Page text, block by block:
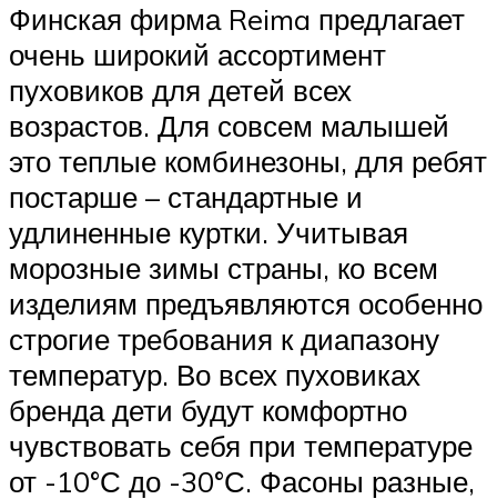
Финская фирма Reima предлагает
очень широкий ассортимент
пуховиков для детей всех
возрастов. Для совсем малышей
это теплые комбинезоны, для ребят
постарше – стандартные и
удлиненные куртки. Учитывая
морозные зимы страны, ко всем
изделиям предъявляются особенно
строгие требования к диапазону
температур. Во всех пуховиках
бренда дети будут комфортно
чувствовать себя при температуре
от -10°С до -30°С. Фасоны разные,